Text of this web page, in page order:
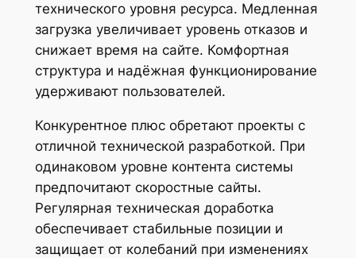
технического уровня ресурса. Медленная
загрузка увеличивает уровень отказов и
снижает время на сайте. Комфортная
структура и надёжная функционирование
удерживают пользователей.
Конкурентное плюс обретают проекты с
отличной технической разработкой. При
одинаковом уровне контента системы
предпочитают скоростные сайты.
Регулярная техническая доработка
обеспечивает стабильные позиции и
защищает от колебаний при изменениях